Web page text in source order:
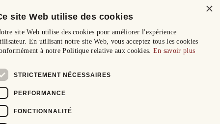
×
site Web utilise des cookies
site Web utilise des cookies pour améliorer l'expérience
En utilisant notre site Web, vous acceptez tous les cookies
à notre Politique relative aux cookies. En savoir plus
STRICTEMENT NÉCESSAIRES
PERFORMANCE
FONCTIONNALITÉ